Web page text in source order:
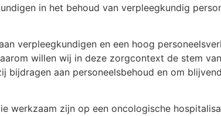
in het behoud van verpleegkundig
verpleegkundigen en een hoog
willen wij in deze zorgcontext de stem
bijdragen aan personeelsbehoud en om
zijn op een oncologische